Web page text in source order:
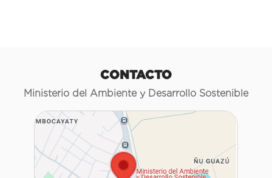
CONTACTO
Ministerio del Ambiente y Desarrollo Sostenible